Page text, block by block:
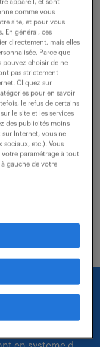
jouez un rôle
(production,
techniques.
un emploi
:
appareil, et sont
comme vous
site, et pour vous
En général, ces
directement, mais elles
Parce que
pouvez choisir de ne
pas strictement
Cliquez sur
pour en savoir
le refus de certains
le site et les services
des publicités moins
Internet, vous ne
sociaux, etc.). Vous
paramétrage à tout
gauche de votre